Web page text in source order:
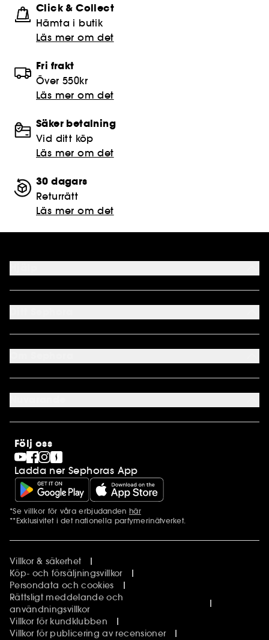
Click & Collect
Hämta i butik​
Läs mer om det
Fri frakt
Över 550kr
Läs mer om det
Säker betalning
Vid ditt köp
Läs mer om det
30 dagars
Returrätt
Läs mer om det
FAQ
Kontakta oss
Mitt Konto
Sephora kundklubb
Om os
Karriär
Stores
Sephora Stands
SEPHORA Prize
Pride
Följ oss
Ladda ner Sephoras App
Ytterligare information
*Se villkor för våra erbjudanden här
**Exklusivitet i det nationella parfymerinätverket.
Villkor & säkerhet
Köp- och försäljningsvillkor
Persondata och cookies
Rättsligt meddelande och
användningsvillkor
Villkor för kundklubben
Villkor för publicering av recensioner